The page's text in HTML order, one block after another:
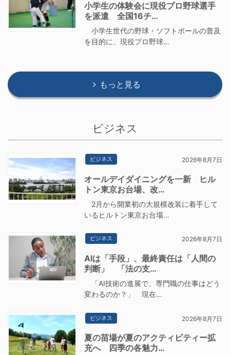
小学生の体験会に現役プロ野球選手
を派遣 全国16チ…
小学生世代の野球・ソフトボールの普及
を目的に、現役プロ野球…
もっと見る
ビジネス
ビジネス 2026年8月7日
オールデイダイニングを一新 ヒル
トン東京お台場、改…
2月から開業初の大規模改装に着手して
いるヒルトン東京お台場…
ビジネス 2026年8月7日
AIは「手段」、最終責任は「人間の
判断」 「法の支…
「AI技術の進展で、専門職の仕事はどう
変わるのか？」 現在…
ビジネス 2026年8月7日
夏の苗場が夏のアクティビティー拡
充へ 四季の各魅力…